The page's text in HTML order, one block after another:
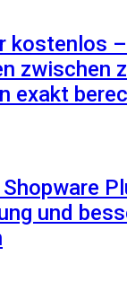
kostenlos –
zwischen
exakt
und